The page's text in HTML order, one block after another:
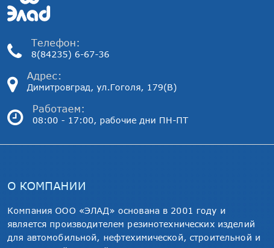
Телефон:
8(84235) 6-67-36
Адрес:
Димитровград, ул.Гоголя, 179(В)
Работаем:
08:00 - 17:00, рабочие дни ПН-ПТ
О КОМПАНИИ
Компания ООО «ЭЛАД» основана в 2001 году и
является производителем резинотехнических изделий
для автомобильной, нефтехимической, строительной и